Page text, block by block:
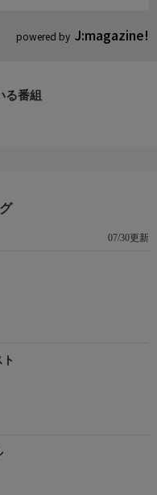
powered by J:magazine!
る番組
07/30更新